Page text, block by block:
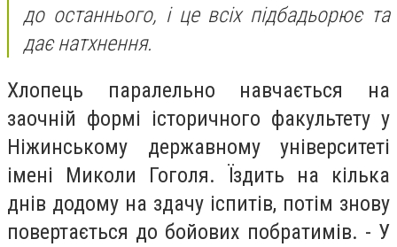
до останнього, і це всіх підбадьорює та
дає натхнення.
Хлопець паралельно навчається на
заочній формі історичного факультету у
Ніжинському державному університеті
імені Миколи Гоголя. Їздить на кілька
днів додому на здачу іспитів, потім знову
повертається до бойових побратимів. - У